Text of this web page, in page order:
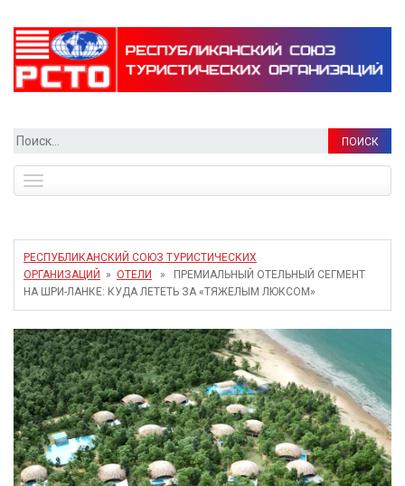
Найти:
navigation
РЕСПУБЛИКАНСКИЙ СОЮЗ ТУРИСТИЧЕСКИХ
ОРГАНИЗАЦИЙ
» ОТЕЛИ
» ПРЕМИАЛЬНЫЙ ОТЕЛЬНЫЙ СЕГМЕНТ
НА ШРИ-ЛАНКЕ: КУДА ЛЕТЕТЬ ЗА «ТЯЖЕЛЫМ ЛЮКСОМ»